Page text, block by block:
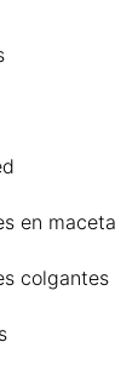
en maceta
colgantes